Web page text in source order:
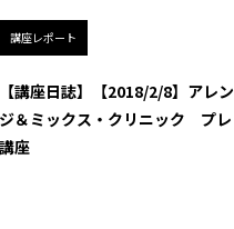
講座レポート
【講座日誌】【2018/2/8】アレン
ジ＆ミックス・クリニック プレ
講座